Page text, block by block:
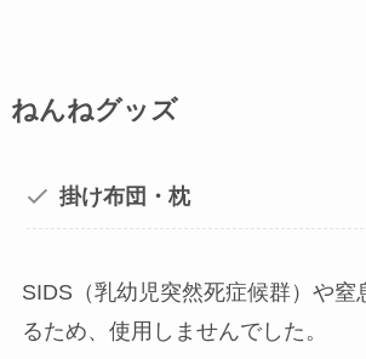
ねんねグッズ
掛け布団・枕
SIDS（乳幼児突然死症候群）や窒
るため、使用しませんでした。